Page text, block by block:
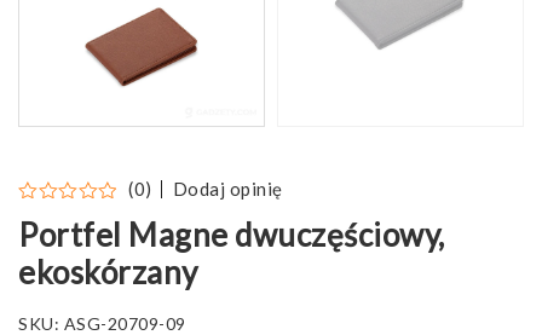
(0) Dodaj opinię
Portfel Magne dwuczęściowy,
ekoskórzany
SKU: ASG-20709-09